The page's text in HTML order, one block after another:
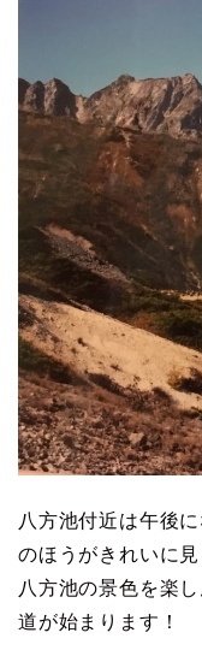
八方池付近は午後
のほうがきれいに
八方池の景色を楽
道が始まります！